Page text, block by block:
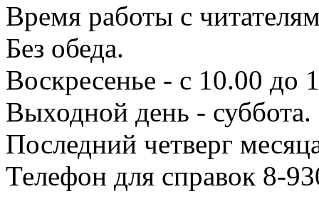
Время работы с
Без обеда.
Воскресенье - с 10.00 до
Выходной день - суббота.
Последний четверг
Телефон для справок 8-